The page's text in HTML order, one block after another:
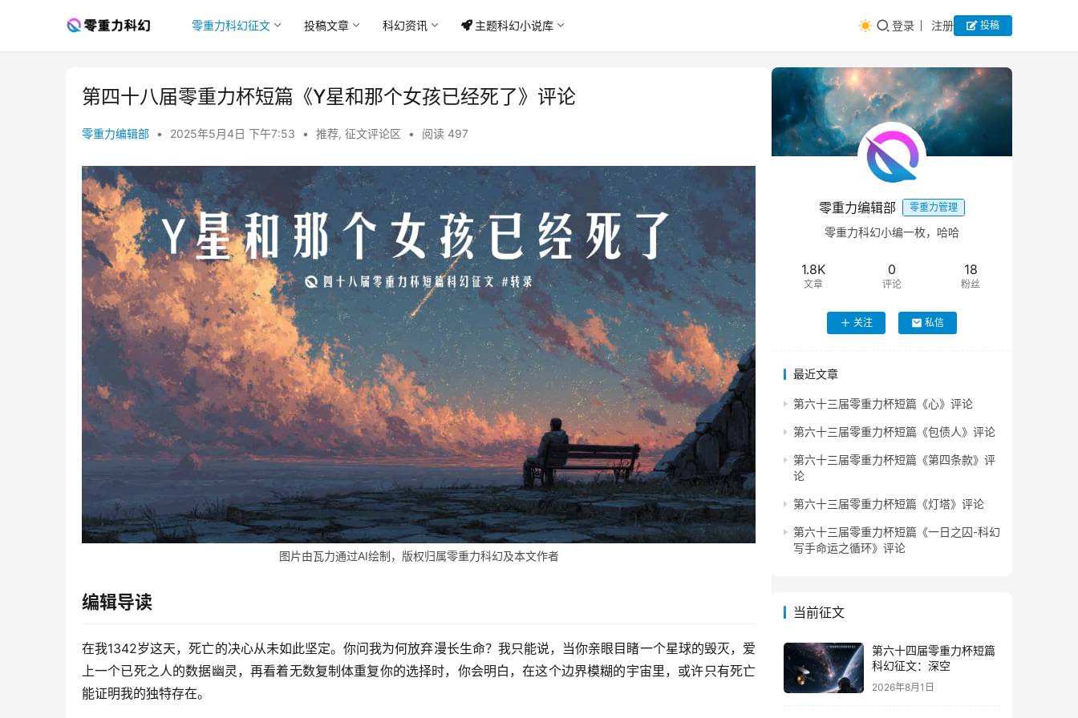
零重力科幻征文 投稿文章 科幻资讯 主题科幻小说库 登录 注册 投稿
第四十八届零重力杯短篇《Y星和那个女孩已经死了》评论
零重力编辑部 • 2025年5月4日 下午7:53 • 推荐, 征文评论区 • 阅读 497
图片由瓦力通过AI绘制，版权归属零重力科幻及本文作者
编辑导读
在我1342岁这天，死亡的决心从未如此坚定。你问我为何放弃漫长生命？我只能说，当你亲眼目睹一个星球的毁灭，爱
上一个已死之人的数据幽灵，再看着无数复制体重复你的选择时，你会明白，在这个边界模糊的宇宙里，或许只有死亡
能证明我的独特存在。
零重力编辑部 零重力管理
零重力科幻小编一枚，哈哈
1.8K
文章
0
评论
18
粉丝
关注 私信
最近文章
第六十三届零重力杯短篇《心》评论
第六十三届零重力杯短篇《包债人》评论
第六十三届零重力杯短篇《第四条款》评
论
第六十三届零重力杯短篇《灯塔》评论
第六十三届零重力杯短篇《一日之囚-科幻
写手命运之循环》评论
当前征文
第六十四届零重力杯短篇
科幻征文：深空
2026年8月1日